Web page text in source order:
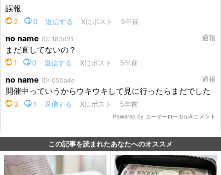
この記事を読まれたあなたへのオススメ